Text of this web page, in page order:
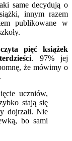
same decydują o
innym razem
publikowane w
pięć książek
. 97% jej
że mówimy o
uczniów,
stają się
dojrzali. Nie
bo sami